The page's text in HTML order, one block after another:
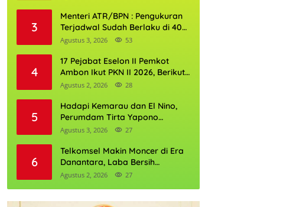
3
Menteri ATR/BPN : Pengukuran
Terjadwal Sudah Berlaku di 400
Kantor Pertanahan
Agustus 3, 2026 53
4
17 Pejabat Eselon II Pemkot
Ambon Ikut PKN II 2026, Berikut
Daftarnya
Agustus 2, 2026 28
5
Hadapi Kemarau dan El Nino,
Perumdam Tirta Yapono
Perkuat Cadangan Air Ambon
Agustus 3, 2026 27
6
Telkomsel Makin Moncer di Era
Danantara, Laba Bersih
Semester I 2026 Tembus Rp10,4
Agustus 2, 2026 27